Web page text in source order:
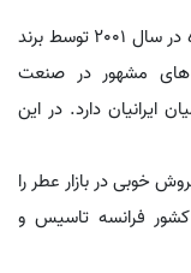
مشهور در صنعت
ایرانیان دارد. در این
خوبی در بازار عطر را
کشور فرانسه تاسیس و